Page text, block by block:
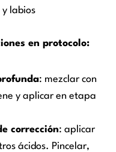
labios
en protocolo:
: mezclar con
y aplicar en etapa
corrección: aplicar
ácidos. Pincelar,